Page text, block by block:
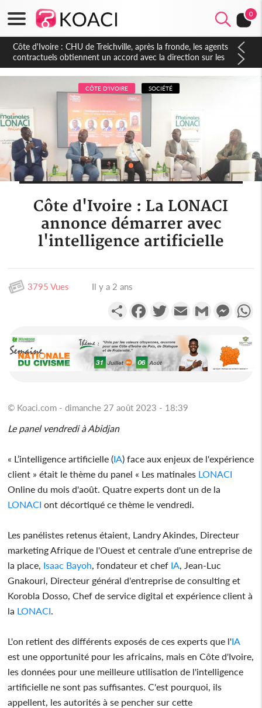
0
Côte d'Ivoire : CHU de Treichville, après la fronde, les agents
contractuels obtiennent un accord avec la direction sur les
arriérés du SMIG 2023
CÔTE D'IVOIRE SOCIÉTÉ
Côte d'Ivoire : La LONACI
annonce démarrer avec
l'intelligence artificielle
3795 Vues Il y a 2 ans
PartagerFacebookTwitterEmail Gmail
© Koaci.com - dimanche 27 août 2023 - 18:39
Le panel vendredi à Abidjan
« L’intelligence artificielle (IA) face aux enjeux de l'expérience
client » était le thème du panel « Les matinales LONACI
Online du mois d'août. Quatre experts dont un de la
LONACI ont décortiqué ce thème le vendredi.
Les panélistes retenus étaient, Landry Akindes, Directeur
marketing Afrique de l'Ouest et centrale d'une entreprise de
la place, Isaac Bayoh, fondateur et chef IA, Jean-Luc
Gnakouri, Directeur général d'entreprise de consulting et
Korobla Dosso, Chef de service digital et expérience client à
la LONACI.
L'on retient des différents exposés de ces experts que l'IA
est une opportunité pour les africains, mais en Côte d'Ivoire,
les données pour une meilleure utilisation de l'intelligence
artificielle ne sont pas suffisantes. C'est pourquoi, ils
appellent, les autorités à se pencher sur cette